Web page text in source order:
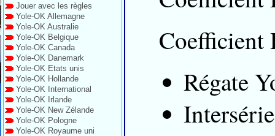
Jouer avec les règles
Yole-OK Allemagne
Yole-OK Australie
Yole-OK Belgique
Yole-OK Canada
Yole-OK Danemark
Yole-OK Etats unis
Yole-OK Hollande
Yole-OK International
Yole-OK Irlande
Yole-OK New Zélande
Yole-OK Pologne
Yole-OK Royaume uni
Coefficient
Régate